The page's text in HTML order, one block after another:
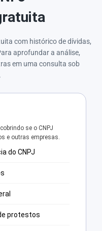
com histórico de dívidas,
aprofundar a análise,
em uma consulta sob
se o CNPJ
e outras empresas.
do CNPJ
protestos